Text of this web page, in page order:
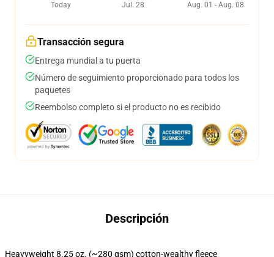
Today
Jul. 28
Aug. 01 - Aug. 08
Transacción segura
Entrega mundial a tu puerta
Número de seguimiento proporcionado para todos los
paquetes
Reembolso completo si el producto no es recibido
Descripción
Heavyweight 8.25 oz. (~280 gsm) cotton-wealthy fleece